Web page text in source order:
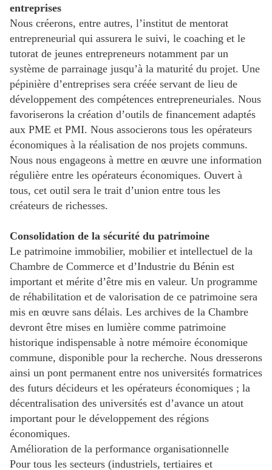
entreprises
Nous créerons, entre autres, l’institut de mentorat
entrepreneurial qui assurera le suivi, le coaching et le
tutorat de jeunes entrepreneurs notamment par un
système de parrainage jusqu’à la maturité du projet. Une
pépinière d’entreprises sera créée servant de lieu de
développement des compétences entrepreneuriales. Nous
favoriserons la création d’outils de financement adaptés
aux PME et PMI. Nous associerons tous les opérateurs
économiques à la réalisation de nos projets communs.
Nous nous engageons à mettre en œuvre une information
régulière entre les opérateurs économiques. Ouvert à
tous, cet outil sera le trait d’union entre tous les
créateurs de richesses.
Consolidation de la sécurité du patrimoine
Le patrimoine immobilier, mobilier et intellectuel de la
Chambre de Commerce et d’Industrie du Bénin est
important et mérite d’être mis en valeur. Un programme
de réhabilitation et de valorisation de ce patrimoine sera
mis en œuvre sans délais. Les archives de la Chambre
devront être mises en lumière comme patrimoine
historique indispensable à notre mémoire économique
commune, disponible pour la recherche. Nous dresserons
ainsi un pont permanent entre nos universités formatrices
des futurs décideurs et les opérateurs économiques ; la
décentralisation des universités est d’avance un atout
important pour le développement des régions
économiques.
Amélioration de la performance organisationnelle
Pour tous les secteurs (industriels, tertiaires et